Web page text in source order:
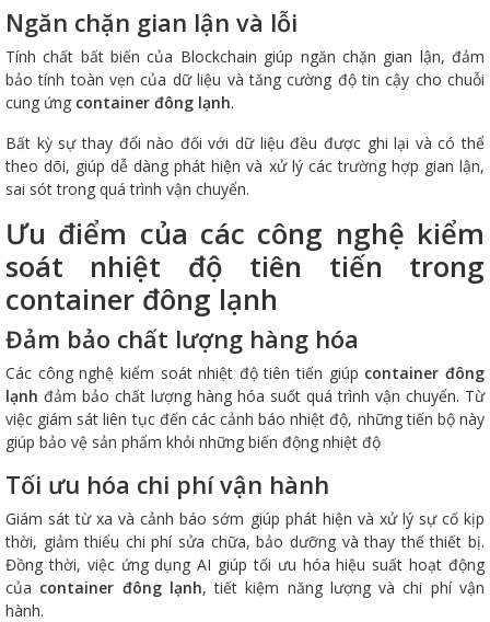
Ngăn chặn gian lận và lỗi
Tính chất bất biến của Blockchain giúp ngăn chặn gian lận, đảm
bảo tính toàn vẹn của dữ liệu và tăng cường độ tin cậy cho chuỗi
cung ứng container đông lạnh.
Bất kỳ sự thay đổi nào đối với dữ liệu đều được ghi lại và có thể
theo dõi, giúp dễ dàng phát hiện và xử lý các trường hợp gian lận,
sai sót trong quá trình vận chuyển.
Ưu điểm của các công nghệ kiểm
soát nhiệt độ tiên tiến trong
container đông lạnh
Đảm bảo chất lượng hàng hóa
Các công nghệ kiểm soát nhiệt độ tiên tiến giúp container đông
lạnh đảm bảo chất lượng hàng hóa suốt quá trình vận chuyển. Từ
việc giám sát liên tục đến các cảnh báo nhiệt độ, những tiến bộ này
giúp bảo vệ sản phẩm khỏi những biến động nhiệt độ
Tối ưu hóa chi phí vận hành
Giám sát từ xa và cảnh báo sớm giúp phát hiện và xử lý sự cố kịp
thời, giảm thiểu chi phí sửa chữa, bảo dưỡng và thay thế thiết bị.
Đồng thời, việc ứng dụng AI giúp tối ưu hóa hiệu suất hoạt động
của container đông lạnh, tiết kiệm năng lượng và chi phí vận
hành.